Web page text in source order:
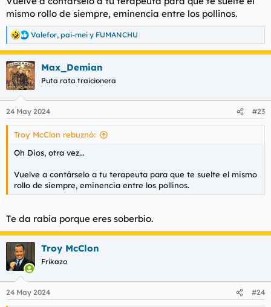
mismo rollo de siempre, eminencia entre los pollinos.
R
e
a
c
c
i
e
s
Valefor, pai-mei y FUMANCHU
Max_Demian
Puta rata traicionera
24 May 2024 #23
Troy McClon rebuznó:
Oh Dios, otra vez...
Vuelve a contárselo a tu terapeuta para que te suelte el mismo
rollo de siempre, eminencia entre los pollinos.
Te da rabia porque eres soberbio.
Troy McClon
Frikazo
24 May 2024 #24